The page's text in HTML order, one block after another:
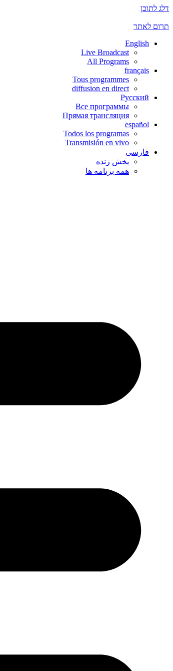
דלג לתוכן
תרום לאתר
English
Live Broadcast
All Programs
français
Tous programmes
diffusion en direct
Русский
Все программы
Прямая трансляция
español
Todos los programas
Transmisión en vivo
فارسی
پخش زنده
همه برنامه ها